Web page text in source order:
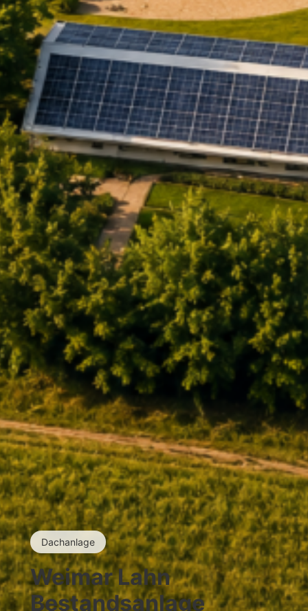
Dachanlage
Weimar Lahn
Bestandsanlage